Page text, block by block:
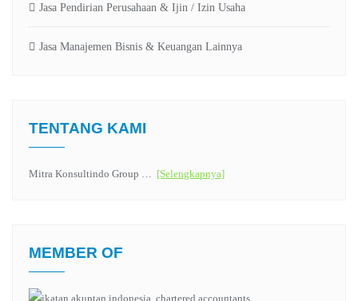
Jasa Pendirian Perusahaan & Ijin / Izin Usaha
Jasa Manajemen Bisnis & Keuangan Lainnya
TENTANG KAMI
Mitra Konsultindo Group … [Selengkapnya]
MEMBER OF